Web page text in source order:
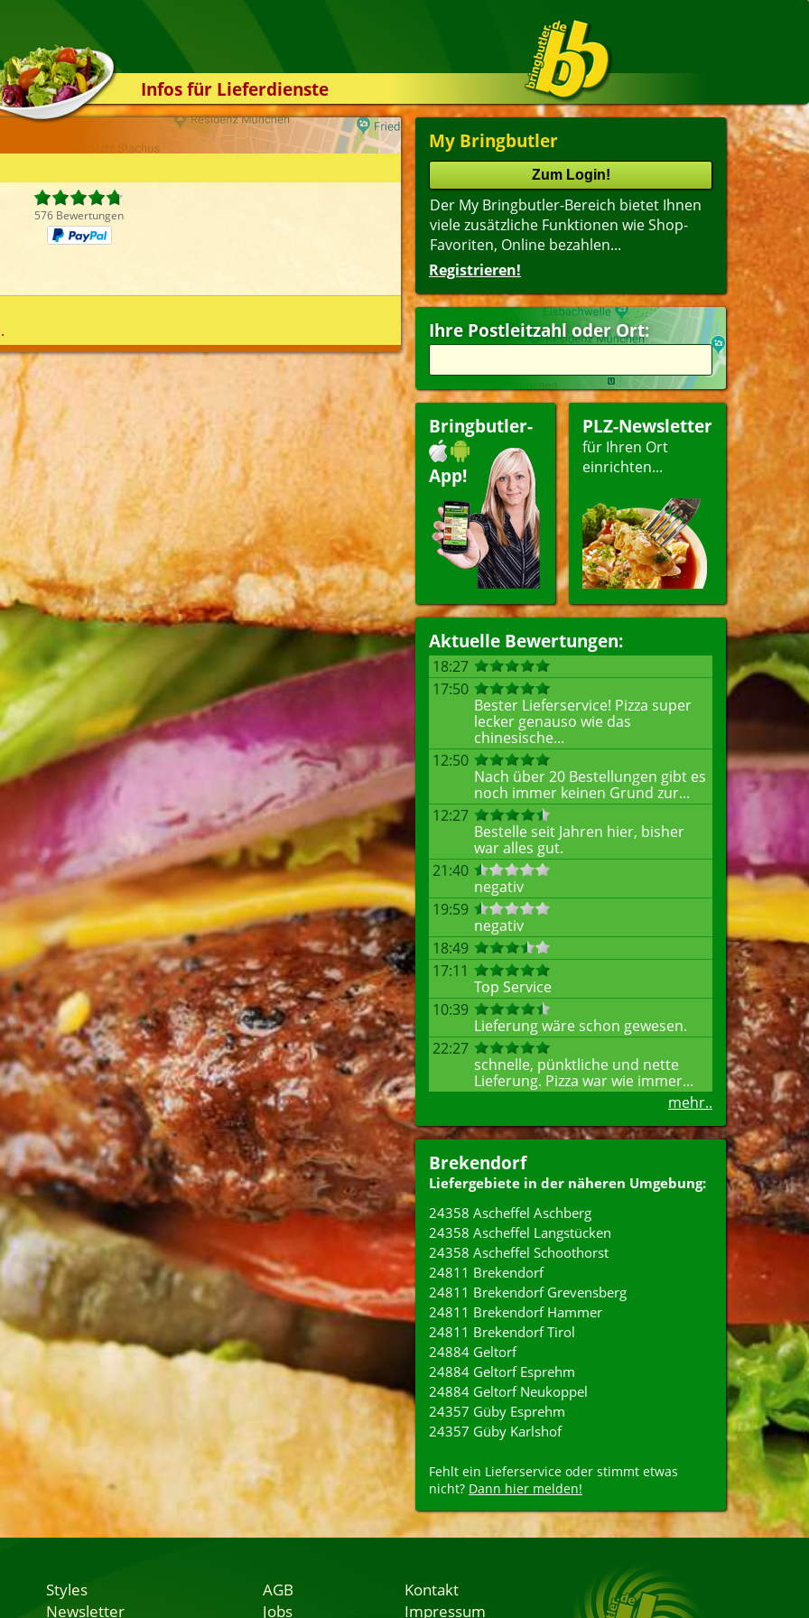
Infos für Lieferdienste
Kassensystem
Zuverlässigkeit
Styles
Kontakt
My Bringbutler
Der My Bringbutler-Bereich bietet Ihnen
viele zusätzliche Funktionen wie Shop-
Favoriten, Online bezahlen...
Registrieren!
Ihre Postleitzahl oder Ort:
Bringbutler-
App!
PLZ-Newsletter
für Ihren Ort
einrichten...
Aktuelle Bewertungen:
18:27
17:50
Bester Lieferservice! Pizza super
lecker genauso wie das
chinesische...
12:50
Nach über 20 Bestellungen gibt es
noch immer keinen Grund zur...
12:27
Bestelle seit Jahren hier, bisher
war alles gut.
21:40
negativ
19:59
negativ
18:49
17:11
Top Service
10:39
Lieferung wäre schon gewesen.
22:27
schnelle, pünktliche und nette
Lieferung. Pizza war wie immer...
mehr..
Brekendorf
Liefergebiete in der näheren Umgebung:
24358 Ascheffel Aschberg
24358 Ascheffel Langstücken
24358 Ascheffel Schoothorst
24811 Brekendorf
24811 Brekendorf Grevensberg
24811 Brekendorf Hammer
24811 Brekendorf Tirol
24884 Geltorf
24884 Geltorf Esprehm
24884 Geltorf Neukoppel
24357 Güby Esprehm
24357 Güby Karlshof
Fehlt ein Lieferservice oder stimmt etwas
nicht? Dann hier melden!
576 Bewertungen
Styles
Newsletter
AGB
Jobs
Kontakt
Impressum